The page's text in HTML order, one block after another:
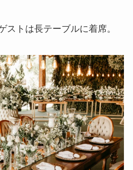
ストは長テーブルに着席。